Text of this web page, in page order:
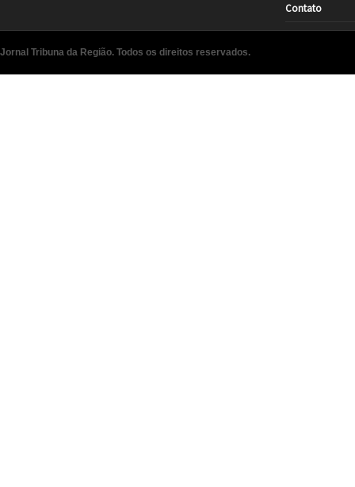
Contato
Jornal Tribuna da Região. Todos os direitos reservados.